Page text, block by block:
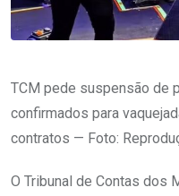
TCM pede suspensão de
confirmados para
contratos — Foto:
O Tribunal de Contas dos